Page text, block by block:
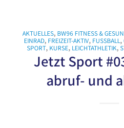
AKTUELLES, BW96 FITNESS &
EINRAD, FREIZEIT-AKTIV, FUSSBALL ,
SPORT, KURSE, LEICHTATHLETIK,
Jetzt Sport
abruf- und